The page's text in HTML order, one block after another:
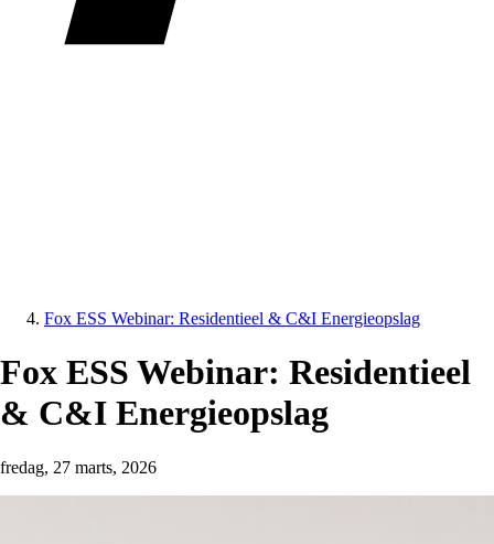
Fox ESS Webinar: Residentieel & C&I Energieopslag
Fox ESS Webinar: Residentieel
& C&I Energieopslag
fredag, 27 marts, 2026